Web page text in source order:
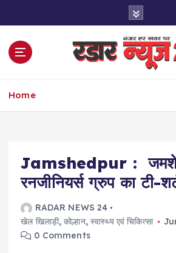
Home
Jamshedpur :
रनजीनियर्स ग्रुप का टी-
RADAR NEWS 24
खेल खिलाड़ी,कोल्हान, स्वास्थ्य एवं चिकित्सा
0 Comments